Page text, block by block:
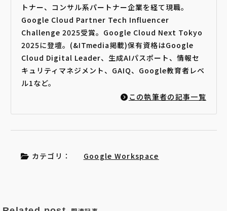
トナー、コンサル系パートナー企業を経て現職。
Google Cloud Partner Tech Influencer
Challenge 2025受賞。Google Cloud Next Tokyo
2025に登壇。(&ITmedia掲載)保有資格はGoogle
Cloud Digital Leader、生成AIパスポート、情報セ
キュリティマネジメント、GAIQ、Google教育者レベ
ル1など。
この執筆者の記事一覧
カテゴリ： Google Workspace